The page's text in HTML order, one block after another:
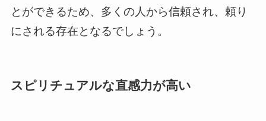
とができるため、多くの人から信頼され、頼り
にされる存在となるでしょう。
スピリチュアルな直感力が高い